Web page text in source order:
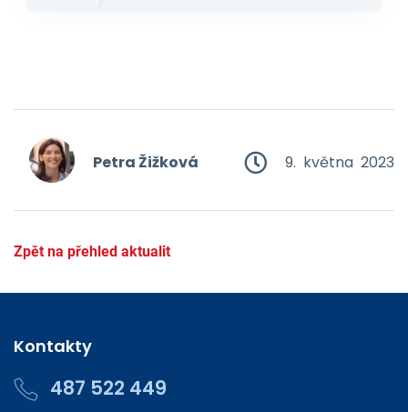
9. května 2023
Petra Žižková
Zpět na přehled aktualit
Kontakty
487 522 449